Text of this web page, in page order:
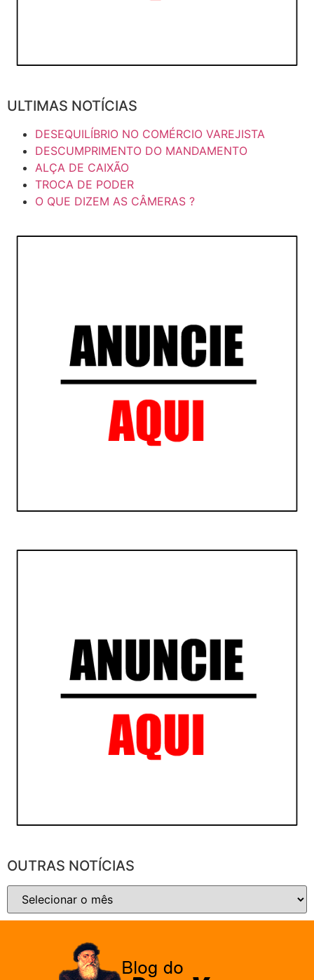
ULTIMAS NOTÍCIAS
DESEQUILÍBRIO NO COMÉRCIO VAREJISTA
DESCUMPRIMENTO DO MANDAMENTO
ALÇA DE CAIXÃO
TROCA DE PODER
O QUE DIZEM AS CÂMERAS ?
OUTRAS NOTÍCIAS